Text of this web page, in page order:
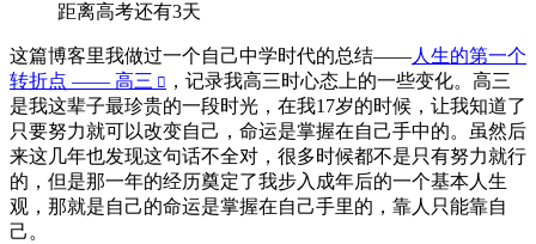
距离高考还有3天
这篇博客里我做过一个自己中学时代的总结——人生的第一个
转折点 —— 高三
，记录我高三时心态上的一些变化。高三
是我这辈子最珍贵的一段时光，在我17岁的时候，让我知道了
只要努力就可以改变自己，命运是掌握在自己手中的。虽然后
来这几年也发现这句话不全对，很多时候都不是只有努力就行
的，但是那一年的经历奠定了我步入成年后的一个基本人生
观，那就是自己的命运是掌握在自己手里的，靠人只能靠自
己。